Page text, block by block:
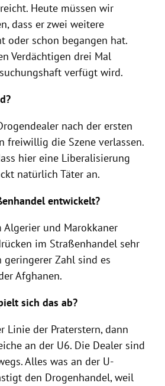
Heute müssen wir
dass er zwei weitere
oder schon begangen hat.
Verdächtigen drei Mal
verfügt wird.
nach der ersten
freiwillig die Szene verlassen.
hier eine Liberalisierung
natürlich Täter an.
entwickelt?
Algerier und Marokkaner
im Straßenhandel sehr
Zahl sind es
Afghanen.
sich das ab?
Linie der Praterstern, dann
an der U6. Die Dealer sind
Alles was an der U-
den Drogenhandel, weil